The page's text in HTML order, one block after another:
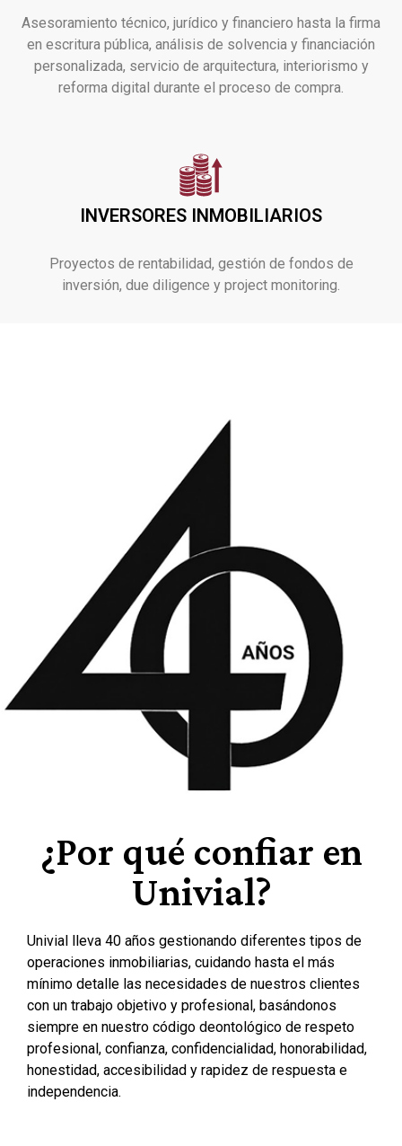
Asesoramiento técnico, jurídico y financiero hasta la firma
en escritura pública, análisis de solvencia y financiación
personalizada, servicio de arquitectura, interiorismo y
reforma digital durante el proceso de compra.
INVERSORES INMOBILIARIOS
Proyectos de rentabilidad, gestión de fondos de
inversión, due diligence y project monitoring.
¿Por qué confiar en
Univial?
Univial lleva 40 años gestionando diferentes tipos de
operaciones inmobiliarias, cuidando hasta el más
mínimo detalle las necesidades de nuestros clientes
con un trabajo objetivo y profesional, basándonos
siempre en nuestro código deontológico de respeto
profesional, confianza, confidencialidad, honorabilidad,
honestidad, accesibilidad y rapidez de respuesta e
independencia.